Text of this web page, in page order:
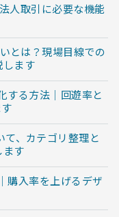
人取引に必要な機能
とは？現場目線での
します
する方法｜回遊率と
て、カテゴリ整理と
ます
購入率を上げるデザ